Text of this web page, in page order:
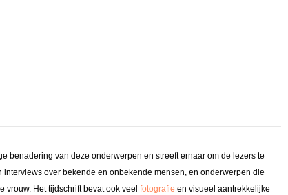
benadering van deze onderwerpen en streeft ernaar om de lezers te
over bekende en onbekende mensen, en onderwerpen die
Het tijdschrift bevat ook veel fotografie en visueel aantrekkelijke